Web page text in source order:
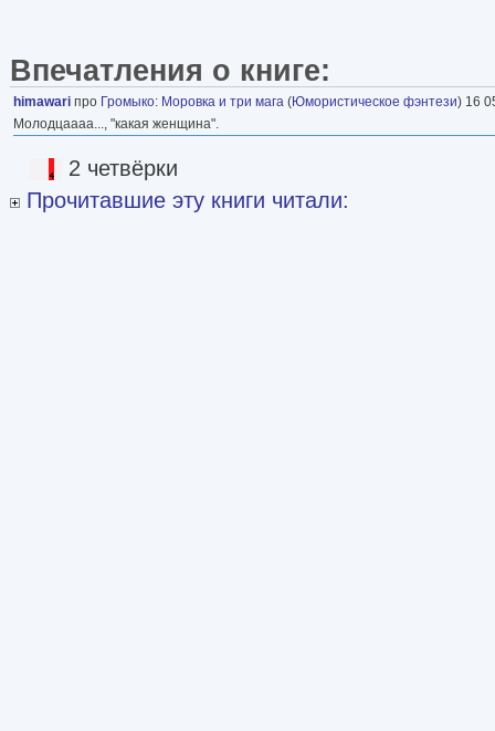
Впечатления о книге:
himawari про Громыко: Моровка и три мага (Юмористическое фэнтези) 16
Молодцаааа..., "какая женщина".
2 четвёрки
Прочитавшие эту книги читали: